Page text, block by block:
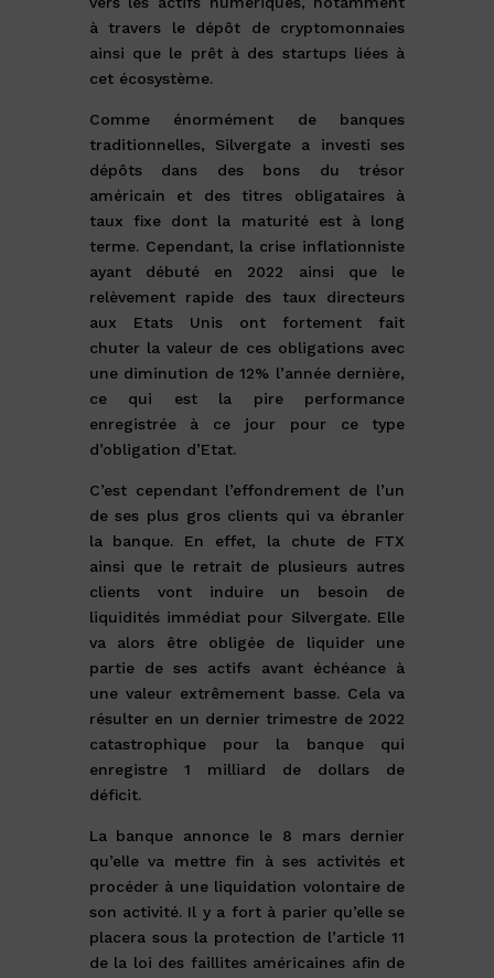
à travers le dépôt de cryptomonnaies
ainsi que le prêt à des startups liées à
cet écosystème.
Comme énormément de banques
traditionnelles, Silvergate a investi ses
dépôts dans des bons du trésor
américain et des titres obligataires à
taux fixe dont la maturité est à long
terme. Cependant, la crise inflationniste
ayant débuté en 2022 ainsi que le
relèvement rapide des taux directeurs
aux Etats Unis ont fortement fait
chuter la valeur de ces obligations avec
une diminution de 12% l’année dernière,
ce qui est la pire performance
enregistrée à ce jour pour ce type
d’obligation d’Etat.
C’est cependant l’effondrement de l’un
de ses plus gros clients qui va ébranler
la banque. En effet, la chute de FTX
ainsi que le retrait de plusieurs autres
clients vont induire un besoin de
liquidités immédiat pour Silvergate. Elle
va alors être obligée de liquider une
partie de ses actifs avant échéance à
une valeur extrêmement basse. Cela va
résulter en un dernier trimestre de 2022
catastrophique pour la banque qui
enregistre 1 milliard de dollars de
déficit.
La banque annonce le 8 mars dernier
qu’elle va mettre fin à ses activités et
procéder à une liquidation volontaire de
son activité. Il y a fort à parier qu’elle se
placera sous la protection de l’article 11
de la loi des faillites américaines afin de